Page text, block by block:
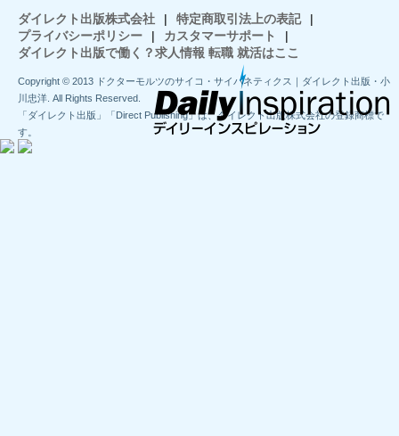
ダイレクト出版株式会社 | 特定商取引法上の表記
|
プライバシーポリシー
| カスタマーサポート
|
ダイレクト出版で働く？求人情報 転職 就活はここ
Copyright © 2013 ドクターモルツのサイコ・サイバネティクス｜ダイレクト出版・小
川忠洋. All Rights Reserved.
「ダイレクト出版」「Direct Publishing」は、ダイレクト出版株式会社の登録商標で
す。